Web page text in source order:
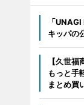
「
キッパの
【久世
もっと手
まとめ買